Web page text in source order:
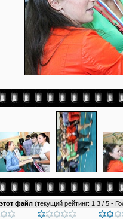
файл (текущий рейтинг: 1.3 / 5 -